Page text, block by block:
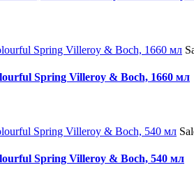
Spring Villeroy & Boch, 1660 мл
Spring Villeroy & Boch, 540 мл